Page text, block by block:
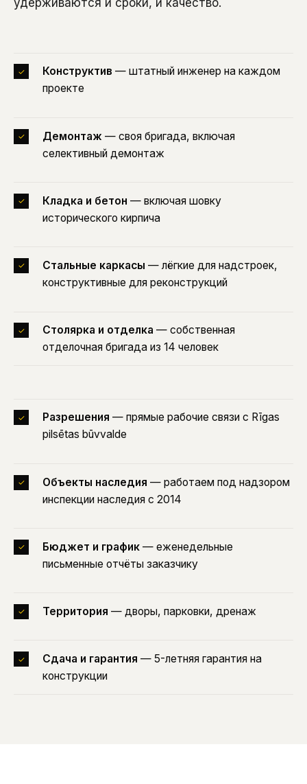
✓ Конструктив — штатный инженер на каждом
проекте
✓ Демонтаж — своя бригада, включая
селективный демонтаж
✓ Кладка и бетон — включая шовку
исторического кирпича
✓ Стальные каркасы — лёгкие для надстроек,
конструктивные для реконструкций
✓ Столярка и отделка — собственная
отделочная бригада из 14 человек
✓ Разрешения — прямые рабочие связи с Rīgas
pilsētas būvvalde
✓ Объекты наследия — работаем под надзором
инспекции наследия с 2014
✓ Бюджет и график— еженедельные
письменные отчёты заказчику
✓ Территория — дворы, парковки, дренаж
✓ Сдача и гарантия — 5-летняя гарантия на
конструкции